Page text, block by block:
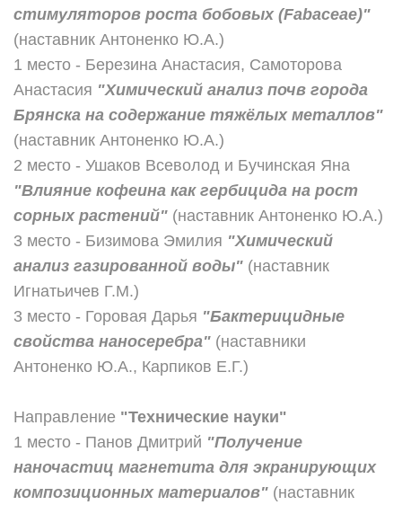
стимуляторов роста бобовых (Fabaceae)"
(наставник Антоненко Ю.А.)
1 место - Березина Анастасия, Самоторова
Анастасия "Химический анализ почв города
Брянска на содержание тяжёлых металлов"
(наставник Антоненко Ю.А.)
2 место - Ушаков Всеволод и Бучинская Яна
"Влияние кофеина как гербицида на рост
сорных растений" (наставник Антоненко Ю.А.)
3 место - Бизимова Эмилия "Химический
анализ газированной воды" (наставник
Игнатьичев Г.М.)
3 место - Горовая Дарья "Бактерицидные
свойства наносеребра" (наставники
Антоненко Ю.А., Карпиков Е.Г.)
Направление "Технические науки"
1 место - Панов Дмитрий "Получение
наночастиц магнетита для экранирующих
композиционных материалов" (наставник